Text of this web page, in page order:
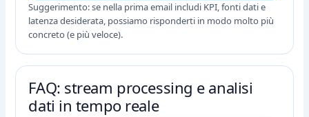
Suggerimento: se nella prima email includi KPI, fonti dati e
latenza desiderata, possiamo risponderti in modo molto più
concreto (e più veloce).
FAQ: stream processing e analisi
dati in tempo reale